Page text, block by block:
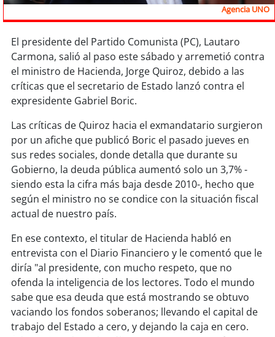
soyantofagasta
soycopiapó
soyvalparaíso
soyquillota
soysanantonio
soychillán
soy sancarlos
soytalcahuano
soyconcepción
soy coronel
soyarauco
Agencia UNO
El presidente del Partido Comunista (PC), Lautaro
Carmona, salió al paso este sábado y arremetió contra
el ministro de Hacienda, Jorge Quiroz, debido a las
críticas que el secretario de Estado lanzó contra el
expresidente Gabriel Boric.
Las críticas de Quiroz hacia el exmandatario surgieron
por un afiche que publicó Boric el pasado jueves en
sus redes sociales, donde detalla que durante su
Gobierno, la deuda pública aumentó solo un 3,7% -
siendo esta la cifra más baja desde 2010-, hecho que
según el ministro no se condice con la situación fiscal
actual de nuestro país.
En ese contexto, el titular de Hacienda habló en
entrevista con el Diario Financiero y le comentó que le
diría "al presidente, con mucho respeto, que no
ofenda la inteligencia de los lectores. Todo el mundo
sabe que esa deuda que está mostrando se obtuvo
vaciando los fondos soberanos; llevando el capital de
trabajo del Estado a cero, y dejando la caja en cero.